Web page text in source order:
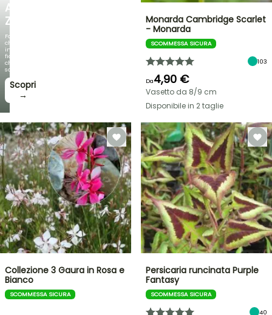
AGAPANTHUS
ZAMBEZI
Fogliami
che
incantano,
fioriture
che
sorprendono!
Scopri
→
Monarda Cambridge Scarlet
- Monarda
SCOMMESSA SICURA
103
Da4,90 €
Vasetto da 8/9 cm
Disponibile in 2 taglie
Collezione 3 Gaura in Rosa e
Bianco
SCOMMESSA SICURA
Persicaria runcinata Purple
Fantasy
SCOMMESSA SICURA
40